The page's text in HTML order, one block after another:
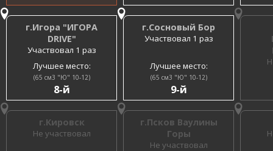
г.Игора "ИГОРА
DRIVE"
Участвовал 1 раз
Лучшее место:
(65 см3 "Ю" 10-12)
8-й
г.Сосновый Бор
Участвовал 1 раз
Лучшее место:
(65 см3 "Ю" 10-12)
9-й
г.Кировск
Не участвовал
г.Псков Ваулины
Горы
Не участвовал